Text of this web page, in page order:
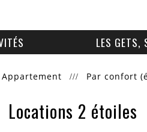
LES GETS,
Par confort
Locations 2 étoiles